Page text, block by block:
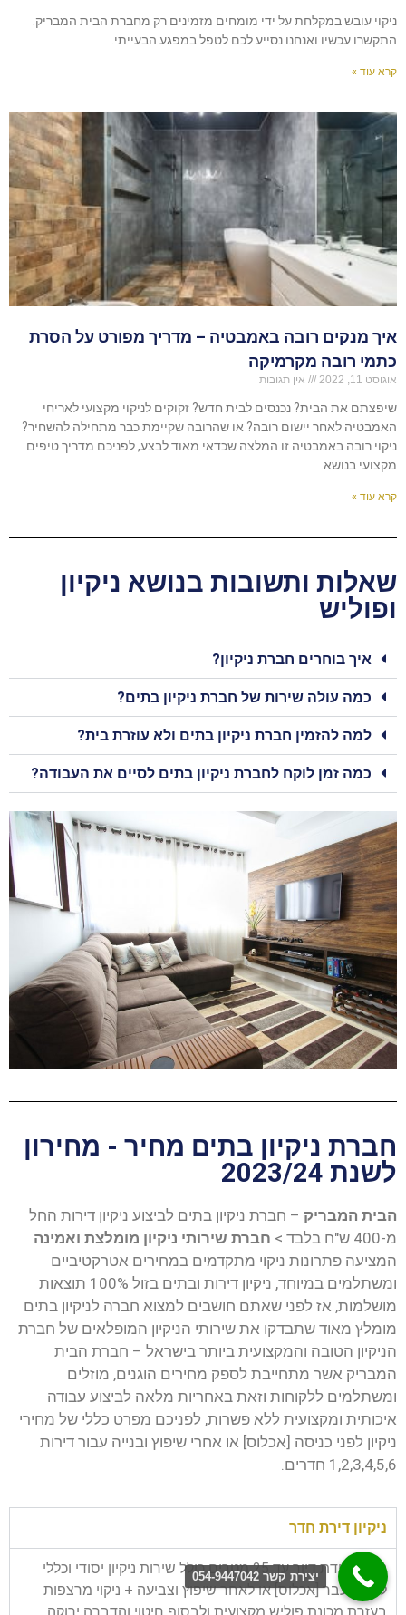
ניקוי עובש במקלחת על ידי מומחים מזמינים רק מחברת הבית המבריק.
התקשרו עכשיו ואנחנו נסייע לכם לטפל במפגע הבעייתי.
קרא עוד »
איך מנקים רובה באמבטיה – מדריך מפורט על הסרת
כתמי רובה מקרמיקה
אוגוסט 11, 2022 אין תגובות
שיפצתם את הבית? נכנסים לבית חדש? זקוקים לניקוי מקצועי לאריחי
האמבטיה לאחר יישום רובה? או שהרובה שקיימת כבר מתחילה להשחיר?
ניקוי רובה באמבטיה זו המלצה שכדאי מאוד לבצע, לפניכם מדריך טיפים
מקצועי בנושא.
קרא עוד »
שאלות ותשובות בנושא ניקיון
ופוליש
איך בוחרים חברת ניקיון?
כמה עולה שירות של חברת ניקיון בתים?
למה להזמין חברת ניקיון בתים ולא עוזרת בית?
כמה זמן לוקח לחברת ניקיון בתים לסיים את העבודה?
חברת ניקיון בתים מחיר - מחירון
לשנת 2023/24
הבית המבריק – חברת ניקיון בתים לביצוע ניקיון דירות החל
מ-400 ש"ח בלבד >
חברת שירותי ניקיון מומלצת ואמינה
המציעה פתרונות ניקוי מתקדמים במחירים אטרקטיביים
ומשתלמים במיוחד, ניקיון דירות ובתים בזול 100% תוצאות
מושלמות, אז לפני שאתם חושבים למצוא חברה לניקיון בתים
מומלץ מאוד שתבדקו את שירותי הניקיון המופלאים של חברת
הניקיון הטובה והמקצועית ביותר בישראל – חברת הבית
המבריק אשר מתחייבת לספק מחירים הוגנים, מוזלים
ומשתלמים ללקוחות וזאת באחריות מלאה לביצוע עבודה
איכותית ומקצועית ללא פשרות, לפניכם מפרט כללי של מחירי
ניקיון לפני כניסה [אכלוס] או אחרי שיפוץ ובנייה עבור דירות
1,2,3,4,5,6 חדרים.
ניקיון דירת חדר
ניקיון יחידת דיור עד 25 מטרים כולל שירות ניקיון יסודי וכללי
לפני מעבר [אכלוס] או לאחר שיפוץ וצביעה + ניקוי מרצפות
יצירת קשר 054-9447042